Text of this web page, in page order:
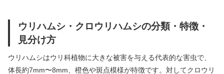
ウリハムシ・クロウリハムシの分類・特徴・
見分け方
ウリハムシはウリ科植物に大きな被害を与える代表的な害虫で、
体長約7mm〜8mm、橙色や斑点模様が特徴です。対してクロウリ